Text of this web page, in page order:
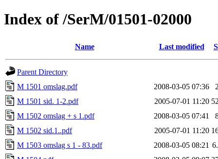
Index of /SerM/01501-02000
Name Last modified
Parent Directory
M 1501 omslag.pdf
2008-03-05 07:36
M 1501 sid. 1-2.pdf
2005-07-01 11:20
M 1502 omslag + s 1.pdf
2008-03-05 07:41
M 1502 sid.1..pdf
2005-07-01 11:20
M 1503 omslag s 1 - 83.pdf
2008-03-05 08:21